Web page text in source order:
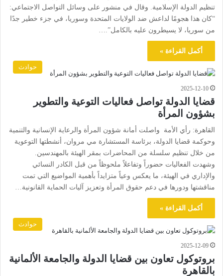
تنظيم الدولة الإسلامية. وقال في منشور على وسائل التواصل الاجتماعي:
“كان هذا هجومًا لداعش ضد الولايات المتحدة وسوريا، في جزء خطير جدًا
من سوريا، لا يسيطرون عليه بالكامل”.…
أكمل القراءة »
حوادث
2025-12-10
قضايا الدولة تواصل فعاليات التوعية والتطوير
بشؤون المرأة
القاهرة: رأي الأمة واصلت أمانة شؤون المرأة والرعاية الإنسانية والتنمية
وحوكمة قضايا الدولة، برئاسة المستشارة مي مروان، أنشطتها التوعوية
من خلال تنظيم سلسلة من المحاضرات بمقر الهيئة بالمهندسين.
وشهدت الفعاليات حضوراً وتفاعلاً ملحوظاً من قبل الكادر النسائي
والإداري في الهيئة، ما يعكس وعياً متزايداً بأهمية المواضيع التي تمت
مناقشتها ودورها في دعم حقوق المرأة وتعزيز آليات الحماية القانونية…
أكمل القراءة »
حوادث
2025-12-09
بروتوكول تعاون بين قضايا الدولة والجامعة الألمانية
بالقاهرة